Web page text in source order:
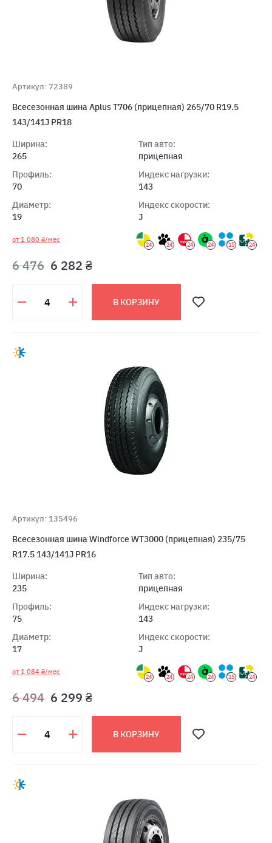
Артикул: 72389
Всесезонная шина Aplus T706 (прицепная) 265/70 R19.5
143/141J PR18
Ширина:
265
Профиль:
70
Диаметр:
19
Тип авто:
прицепная
Индекс нагрузки:
143
Индекс скорости:
J
от 1 080 ₴/мес
24 24 24 24 15 24
6 476 6 282 ₴
В КОРЗИНУ
Артикул: 135496
Всесезонная шина Windforce WT3000 (прицепная) 235/75
R17.5 143/141J PR16
Ширина:
235
Профиль:
75
Диаметр:
17
Тип авто:
прицепная
Индекс нагрузки:
143
Индекс скорости:
J
от 1 084 ₴/мес
24 24 24 24 15 24
6 494 6 299 ₴
В КОРЗИНУ